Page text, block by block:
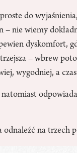
do
nie wiemy
dyskomfort,
– wbrew
wygodniej, a
odnaleźć na trzech